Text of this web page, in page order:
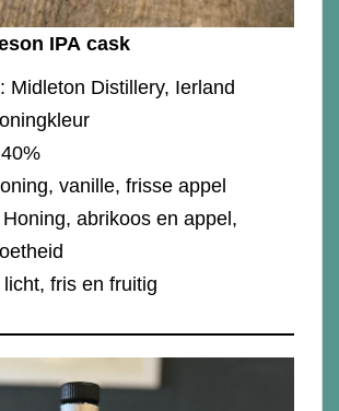
IPA cask
Midleton Distillery, Ierland
vanille, frisse appel
abrikoos en appel,
fris en fruitig